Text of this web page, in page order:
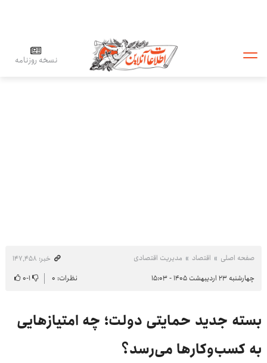
نسخه روزنامه
صفحه اصلی اقتصاد مدیریت اقتصادی
خبر: ۱۴۷٬۴۵۸
چهارشنبه ۲۳ اردیبهشت ۱۴۰۵ - ۱۵:۰۳
نظرات: ۰ ۱-۰
بسته جدید حمایتی دولت؛ چه امتیازهایی
به کسب‌وکارها می‌رسد؟